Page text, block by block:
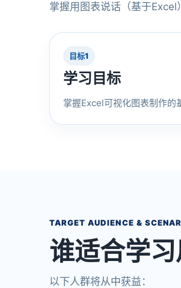
掌握用图表说话（基于Excel
目标1
学习目标
掌握Excel可视化图表制作的
TARGET AUDIENCE &
谁适合学
以下人群将从中获益：